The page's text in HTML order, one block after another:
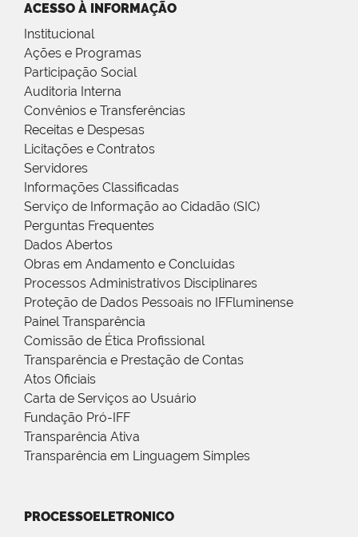
ACESSO À INFORMAÇÃO
Institucional
Ações e Programas
Participação Social
Auditoria Interna
Convênios e Transferências
Receitas e Despesas
Licitações e Contratos
Servidores
Informações Classificadas
Serviço de Informação ao Cidadão (SIC)
Perguntas Frequentes
Dados Abertos
Obras em Andamento e Concluídas
Processos Administrativos Disciplinares
Proteção de Dados Pessoais no IFFluminense
Painel Transparência
Comissão de Ética Profissional
Transparência e Prestação de Contas
Atos Oficiais
Carta de Serviços ao Usuário
Fundação Pró-IFF
Transparência Ativa
Transparência em Linguagem Simples
PROCESSOELETRONICO